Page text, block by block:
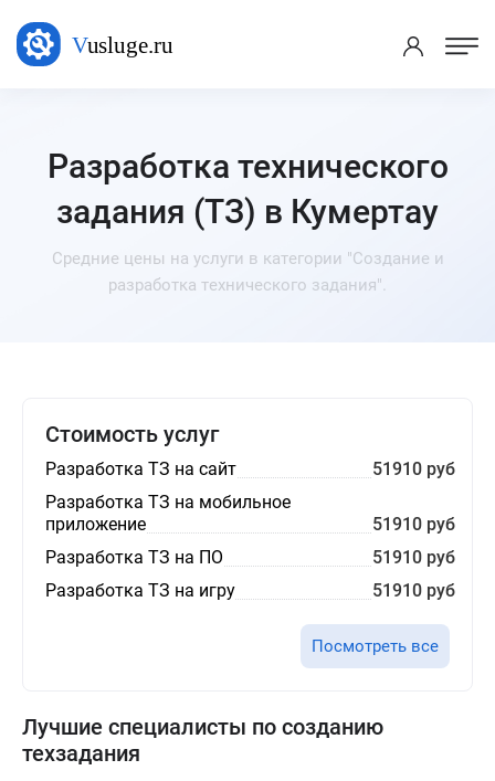
Разработка технического
задания (ТЗ) в Кумертау
Средние цены на услуги в категории "Создание и
разработка технического задания".
Стоимость услуг
Разработка ТЗ на сайт
51910 руб
Разработка ТЗ на мобильное
приложение
51910 руб
Разработка ТЗ на ПО
51910 руб
Разработка ТЗ на игру
51910 руб
Посмотреть все
Лучшие специалисты по созданию
техзадания